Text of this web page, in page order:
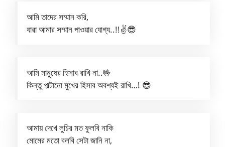
আমি তাদের সম্মান করি,
যারা আমার সম্মান পাওয়ার যোগ্য..!!✌️😎
আমি মানুষের হিসাব রাখি না..🤟
কিন্তু পাল্টানো মুখের হিসাব অবশ্যই রাখি…! 😎
আমায় দেখে লুচির মত ফুলবি নাকি
মোমের মতো বলবি সেটা জানি না,